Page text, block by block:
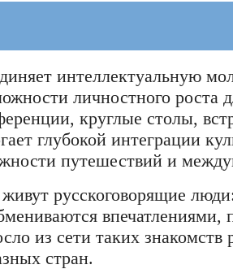
интеллектуальную
личностного роста
круглые столы,
глубокой интеграции
путешествий и
русскоговорящие
из сети таких знакомств
стран.